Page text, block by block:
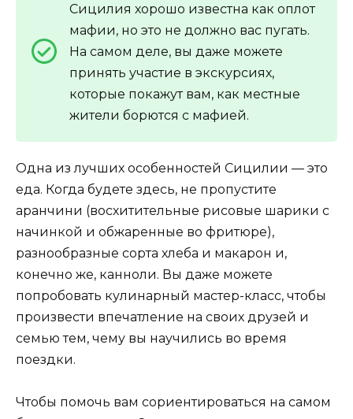
Сицилия хорошо известна как оплот
мафии, но это не должно вас пугать.
На самом деле, вы даже можете
принять участие в экскурсиях,
которые покажут вам, как местные
жители борются с мафией.
Одна из лучших особенностей Сицилии — это
еда. Когда будете здесь, не пропустите
аранчини (восхитительные рисовые шарики с
начинкой и обжаренные во фритюре),
разнообразные сорта хлеба и макарон и,
конечно же, канноли. Вы даже можете
попробовать кулинарный мастер-класс, чтобы
произвести впечатление на своих друзей и
семью тем, чему вы научились во время
поездки.
Чтобы помочь вам сориентироваться на самом